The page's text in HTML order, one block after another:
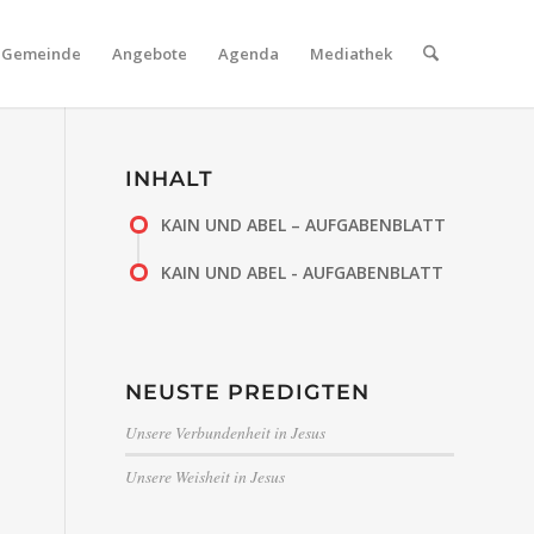
Gemeinde Angebote Agenda Mediathek
INHALT
KAIN UND ABEL – AUFGABENBLATT
KAIN UND ABEL - AUFGABENBLATT
NEUSTE PREDIGTEN
Unsere Verbundenheit in Jesus
Unsere Weisheit in Jesus